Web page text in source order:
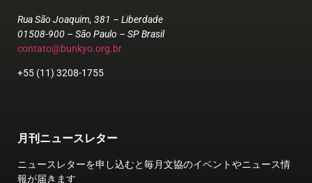
Rua São Joaquim, 381 – Liberdade
01508-900 – São Paulo – SP Brasil
contato@bunkyo.org.br
+55 (11) 3208-1755
月刊ニュースレター
ニュースレターを申し込むと毎月文協のイベントやニュース情
報が届きます